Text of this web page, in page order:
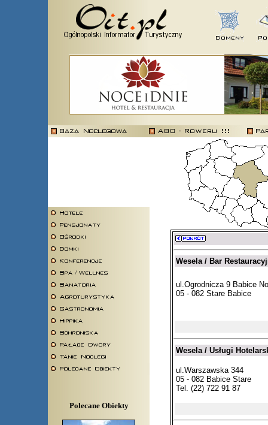
Polecane Obiekty
Wesela / Bar
ul.Ogrodnicza 9 Babice
05 - 082 Stare Babice
Wesela / Usługi
ul.Warszawska 344
05 - 082 Babice Stare
Tel. (22) 722 91 87